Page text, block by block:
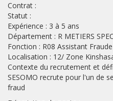
Contrat :
Statut :
Expérience : 3 à 5 ans
Département : R METIERS
Fonction : R08 Assistant
Localisation : 12/ Zone
Contexte du recrutement et
SESOMO recrute pour l'un de
fraud